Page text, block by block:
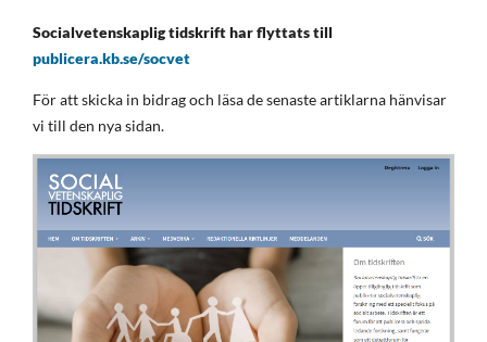
Socialvetenskaplig tidskrift har flyttats till
publicera.kb.se/socvet
För att skicka in bidrag och läsa de senaste artiklarna hänvisar
vi till den nya sidan.